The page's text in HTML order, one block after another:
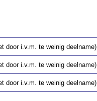
door i.v.m. te weinig deelname)
door i.v.m. te weinig deelname)
door i.v.m. te weinig deelname)